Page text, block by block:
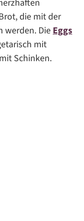
die mit der
werden. DieEggs
mit
Schinken.